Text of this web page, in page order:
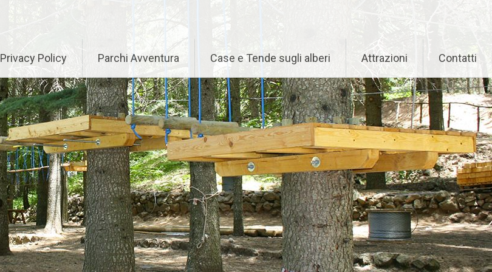
Privacy Policy Parchi Avventura Case e Tende sugli alberi Attrazioni Contatti